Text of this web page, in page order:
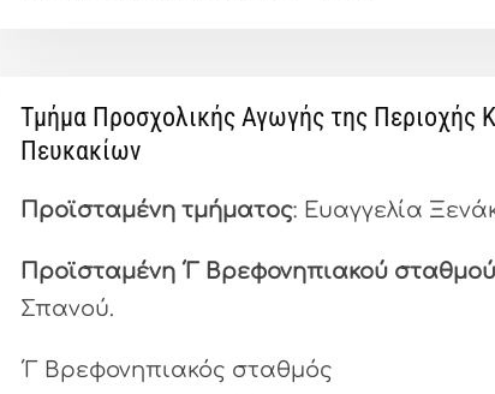
Τμήμα Προσχολικής Αγωγής της Περιοχής
Πευκακίων
Προϊσταμένη τμήματος: Ευαγγελία
Προϊσταμένη ΄Γ Βρεφονηπιακού σταθμού
Σπανού.
΄Γ Βρεφονηπιακός σταθμός